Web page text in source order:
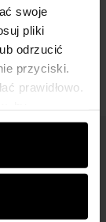
swoje
pliki
odrzucić
przyciski.
prawidłowo.
treści,
informujące o
o tym,
i